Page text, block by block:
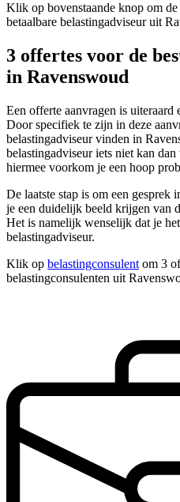
Klik op bovenstaande knop om
betaalbare belastingadviseur uit
3 offertes voor de
in Ravenswoud
Een offerte aanvragen is uiteraard
Door specifiek te zijn in deze
belastingadviseur vinden in
belastingadviseur iets niet kan
hiermee voorkom je een hoop
De laatste stap is om een gesprek
je een duidelijk beeld krijgen van
Het is namelijk wenselijk dat je
belastingadviseur.
Klik op belastingconsulent om 3
belastingconsulenten uit